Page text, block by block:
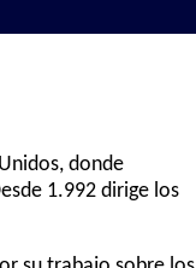
donde
1.992 dirige los